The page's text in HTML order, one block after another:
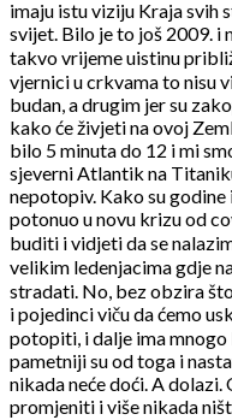
imaju istu viziju Kraja svih
svijet. Bilo je to još 2009. i
takvo vrijeme uistinu
vjernici u crkvama to nisu
budan, a drugim jer su
kako će živjeti na ovoj
bilo 5 minuta do 12 i mi
sjeverni Atlantik na
nepotopiv. Kako su
potonuo u novu krizu od
buditi i vidjeti da se
velikim ledenjacima gdje
stradati. No, bez obzira
i pojedinci viču da ćemo
potopiti, i dalje ima
pametniji su od toga i
nikada neće doći. A
promjeniti i više nikada